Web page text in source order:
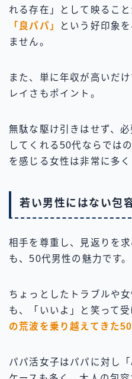
れる存在」として映るこ
「良パパ」
という好印象
ません。
また、単に年収が高いだ
レイさもポイント。
無駄な駆け引きはせず、
してくれる50代ならでは
を感じる女性は非常に多く
若い男性にはない包
相手を尊重し、見返りを
も、50代男性の魅力です。
ちょっとしたトラブルや
も、「いいよ」と笑って受
の荒波を乗り越えてきた
パパ活女子はパパに対し